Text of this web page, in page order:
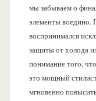
мы забываем о
элементы воедино.
воспринимался
защиты от холода
понимание того,
это мощный
мгновенно